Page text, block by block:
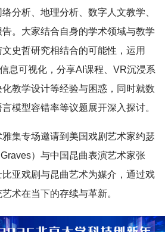
分析、地理分析、数字人文教学、
。大家结合自身的学术领域与教学
史哲研究相结合的可能性，运用
息可视化，分享AI课程、VR沉浸系
教学设计等经验与困惑，同时就数
模型容错率等议题展开深入探讨。
集专场邀请到美国戏剧艺术家约瑟
）与中国昆曲表演艺术家张
亚戏剧与昆曲艺术为媒介，通过戏
术在当下的存续与革新。